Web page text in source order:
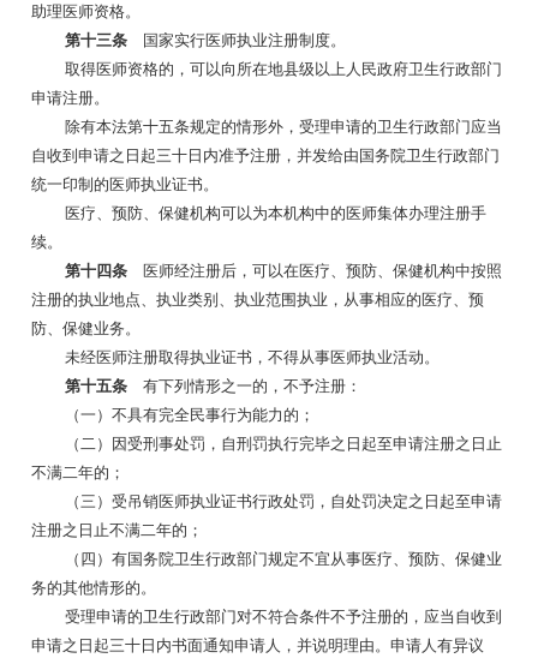
助理医师资格。
第十三条
国家实行医师执业注册制度。
取得医师资格的，可以向所在地县级以上人民政府卫生行政部门
申请注册。
除有本法第十五条规定的情形外，受理申请的卫生行政部门应当
自收到申请之日起三十日内准予注册，并发给由国务院卫生行政部门
统一印制的医师执业证书。
医疗、预防、保健机构可以为本机构中的医师集体办理注册手
续。
第十四条
医师经注册后，可以在医疗、预防、保健机构中按照
注册的执业地点、执业类别、执业范围执业，从事相应的医疗、预
防、保健业务。
未经医师注册取得执业证书，不得从事医师执业活动。
第十五条
有下列情形之一的，不予注册：
（一）不具有完全民事行为能力的；
（二）因受刑事处罚，自刑罚执行完毕之日起至申请注册之日止
不满二年的；
（三）受吊销医师执业证书行政处罚，自处罚决定之日起至申请
注册之日止不满二年的；
（四）有国务院卫生行政部门规定不宜从事医疗、预防、保健业
务的其他情形的。
受理申请的卫生行政部门对不符合条件不予注册的，应当自收到
申请之日起三十日内书面通知申请人，并说明理由。申请人有异议